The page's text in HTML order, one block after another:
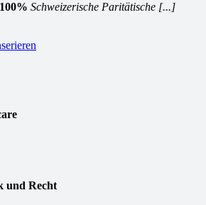
Schweizerische Paritätische [...]
und Recht